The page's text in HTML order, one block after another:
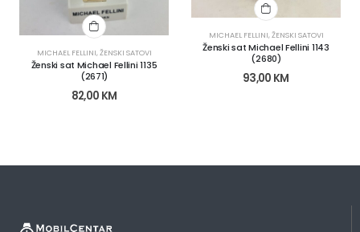
MICHAEL FELLINI,ŽENSKI SATOVI
Ženski sat Michael Fellini 1135
(2671)
82,00 KM
MICHAEL FELLINI,ŽENSKI SATOVI
Ženski sat Michael Fellini 1143
(2680)
93,00 KM